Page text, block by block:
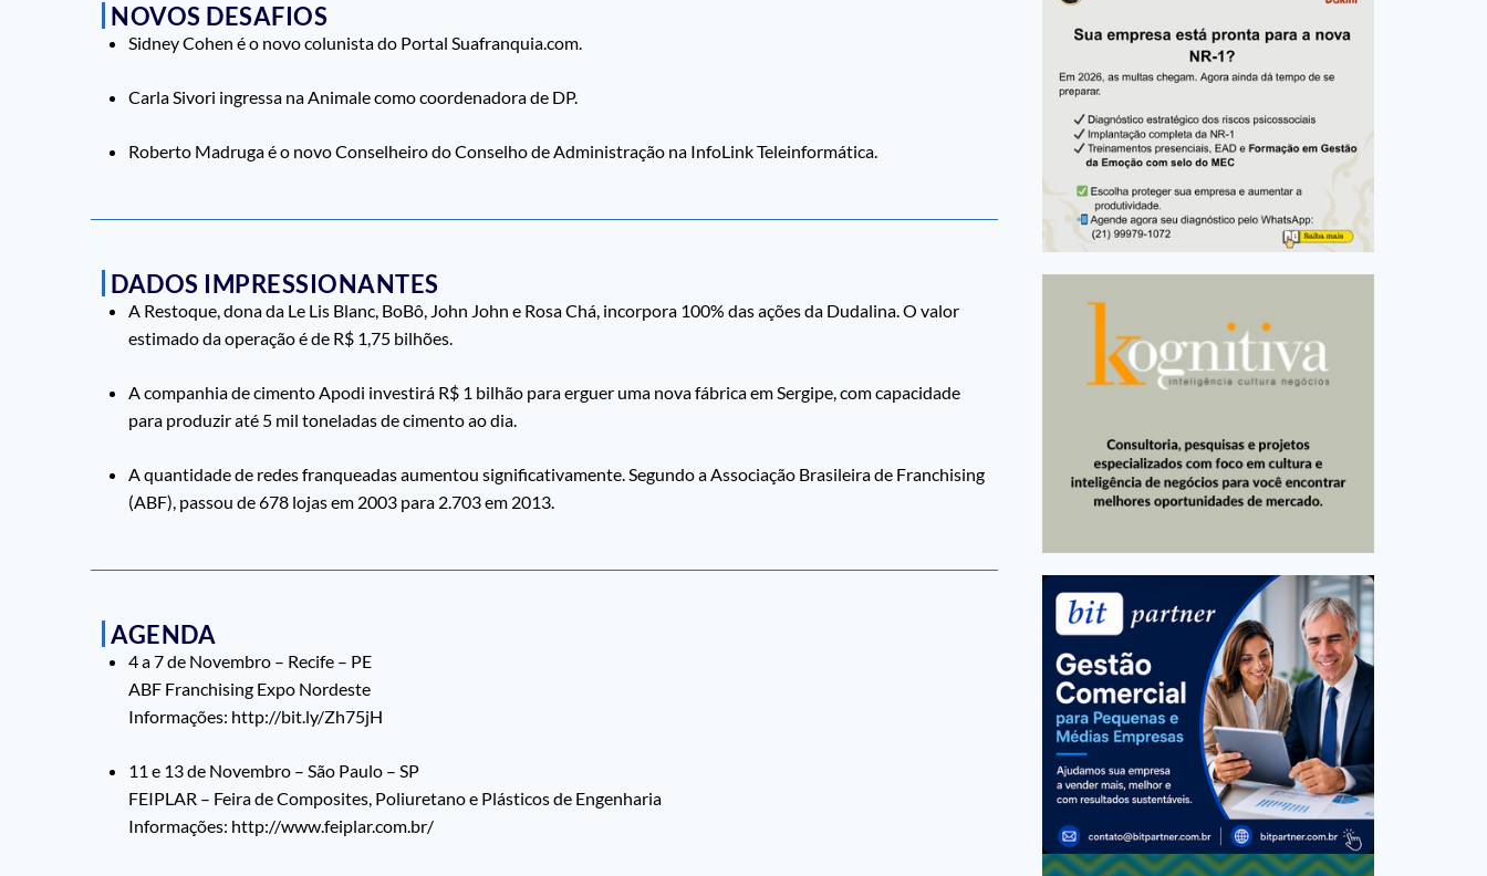
NOVOS DESAFIOS
Sidney Cohen é o novo colunista do Portal Suafranquia.com.
Carla Sivori ingressa na Animale como coordenadora de DP.
Roberto Madruga é o novo Conselheiro do Conselho de Administração na InfoLink Teleinformática.
DADOS IMPRESSIONANTES
A Restoque, dona da Le Lis Blanc, BoBô, John John e Rosa Chá, incorpora 100% das ações da Dudalina. O valor
estimado da operação é de R$ 1,75 bilhões.
A companhia de cimento Apodi investirá R$ 1 bilhão para erguer uma nova fábrica em Sergipe, com capacidade
para produzir até 5 mil toneladas de cimento ao dia.
A quantidade de redes franqueadas aumentou significativamente. Segundo a Associação Brasileira de Franchising
(ABF), passou de 678 lojas em 2003 para 2.703 em 2013.
AGENDA
4 a 7 de Novembro – Recife – PE
ABF Franchising Expo Nordeste
Informações: http://bit.ly/Zh75jH
11 e 13 de Novembro – São Paulo – SP
FEIPLAR – Feira de Composites, Poliuretano e Plásticos de Engenharia
Informações: http://www.feiplar.com.br/